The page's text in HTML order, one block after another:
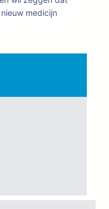
medicijn